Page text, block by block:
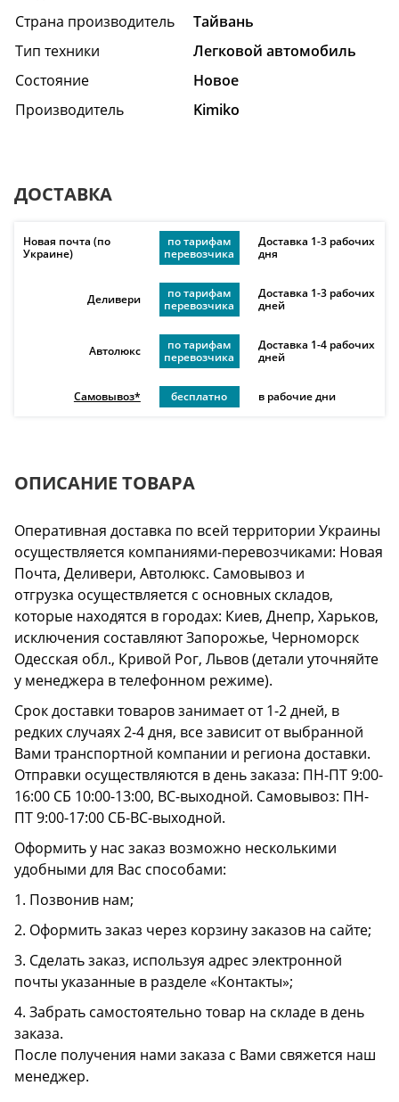
Страна производитель
Тайвань
Тип техники
Легковой автомобиль
Состояние
Hовое
Производитель
Kimiko
ДОСТАВКА
Новая почта (по
Украине)
по тарифам
перевозчика
Доставка 1-3 рабочих
дня
Деливери
по тарифам
перевозчика
Доставка 1-3 рабочих
дней
Автолюкс
по тарифам
перевозчика
Доставка 1-4 рабочих
дней
Самовывоз* бесплатно в рабочие дни
ОПИСАНИЕ ТОВАРА
Оперативная доставка по всей территории Украины
осуществляется компаниями-перевозчиками: Новая
Почта, Деливери, Автолюкс. Самовывоз и
отгрузка осуществляется с основных складов,
которые находятся в городах: Киев, Днепр, Харьков,
исключения составляют Запорожье, Черноморск
Одесская обл., Кривой Рог, Львов (детали уточняйте
у менеджера в телефонном режиме).
Срок доставки товаров занимает от 1-2 дней, в
редких случаях 2-4 дня, все зависит от выбранной
Вами транспортной компании и региона доставки.
Отправки осуществляются в день заказа: ПН-ПТ 9:00-
16:00 СБ 10:00-13:00, ВС-выходной. Самовывоз: ПН-
ПТ 9:00-17:00 СБ-ВС-выходной.
Оформить у нас заказ возможно несколькими
удобными для Вас способами:
1. Позвонив нам;
2. Оформить заказ через корзину заказов на сайте;
3. Сделать заказ, используя адрес электронной
почты указанные в разделе «Контакты»;
4. Забрать самостоятельно товар на складе в день
заказа.
После получения нами заказа с Вами свяжется наш
менеджер.